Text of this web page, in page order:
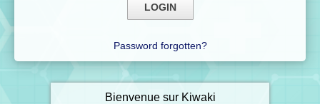
Password forgotten?
Bienvenue sur Kiwaki